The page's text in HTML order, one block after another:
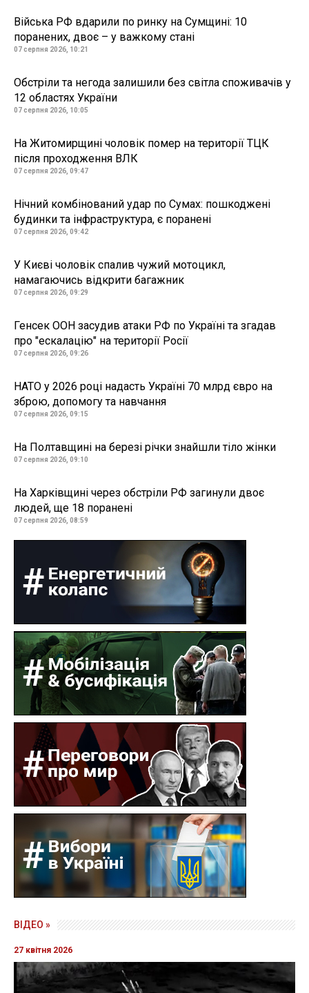
Війська РФ вдарили по ринку на Сумщині: 10
поранених, двоє – у важкому стані
07 серпня 2026, 10:21
Обстріли та негода залишили без світла споживачів у
12 областях України
07 серпня 2026, 10:05
На Житомирщині чоловік помер на території ТЦК
після проходження ВЛК
07 серпня 2026, 09:47
Нічний комбінований удар по Сумах: пошкоджені
будинки та інфраструктура, є поранені
07 серпня 2026, 09:42
У Києві чоловік спалив чужий мотоцикл,
намагаючись відкрити багажник
07 серпня 2026, 09:29
Генсек ООН засудив атаки РФ по Україні та згадав
про "ескалацію" на території Росії
07 серпня 2026, 09:26
НАТО у 2026 році надасть Україні 70 млрд євро на
зброю, допомогу та навчання
07 серпня 2026, 09:15
На Полтавщині на березі річки знайшли тіло жінки
07 серпня 2026, 09:10
На Харківщині через обстріли РФ загинули двоє
людей, ще 18 поранені
07 серпня 2026, 08:59
ВІДЕО »
27 квітня 2026